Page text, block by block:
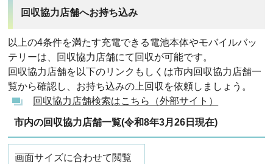
回収協力店舗へお持ち込み
以上の4条件を満たす充電できる電池本体やモバイルバッ
テリーは、回収協力店舗にて回収が可能です。
回収協力店舗を以下のリンクもしくは市内回収協力店舗一
覧から確認し、お持ち込みの上回収を依頼しましょう。
回収協力店舗検索はこちら（外部サイト）
市内の回収協力店舗一覧(令和8年3月26日現在)
画面サイズに合わせて閲覧